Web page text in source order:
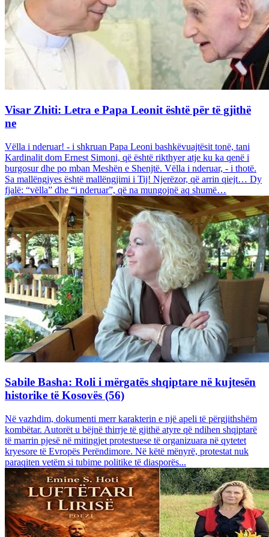
Visar Zhiti: Letra e Papa Leonit është për të gjithë
ne
Vëlla i nderuar! - i shkruan Papa Leoni bashkëvuajtësit tonë, tani
Kardinalit dom Ernest Simoni, që është rikthyer atje ku ka qenë i
burgosur dhe po mban Meshën e Shenjtë. Vëlla i nderuar, - i thotë.
Sa mallëngjyes është mallëngjimi i Tij! Njerëzor, që arrin qiejt… Dy
fjalë: “vëlla” dhe “i nderuar”, që na mungojnë aq shumë…
Sabile Basha: Roli i mërgatës shqiptare në kujtesën
historike të Kosovës (56)
Në vazhdim, dokumenti merr karakterin e një apeli të përgjithshëm
kombëtar. Autorët u bëjnë thirrje të gjithë atyre që ndihen shqiptarë
të marrin pjesë në mitingjet protestuese të organizuara në qytetet
kryesore të Evropës Perëndimore. Në këtë mënyrë, protestat nuk
paraqiten vetëm si tubime politike të diasporës...